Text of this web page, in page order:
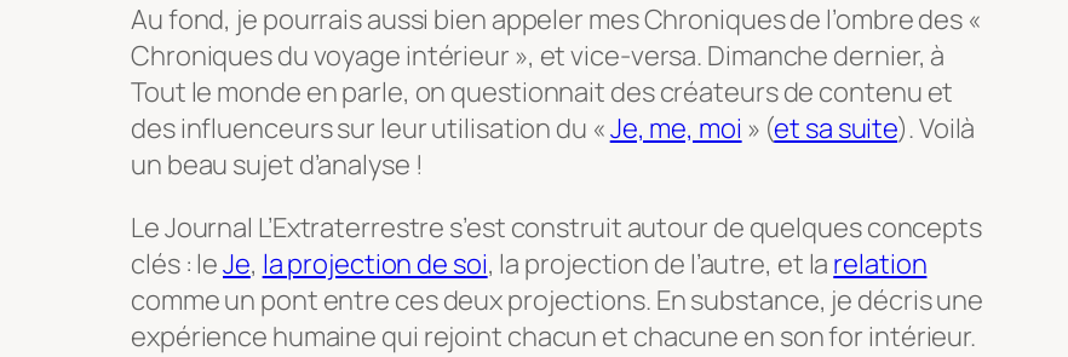
Au fond, je pourrais aussi bien appeler mes Chroniques de l’ombre des «
Chroniques du voyage intérieur », et vice-versa. Dimanche dernier, à
Tout le monde en parle, on questionnait des créateurs de contenu et
des influenceurs sur leur utilisation du «Je, me, moi » (et sa suite). Voilà
un beau sujet d’analyse !
Le Journal L’Extraterrestre s’est construit autour de quelques concepts
clés : leJe, la projection de soi, la projection de l’autre, et la relation
comme un pont entre ces deux projections. En substance, je décris une
expérience humaine qui rejoint chacun et chacune en son for intérieur.